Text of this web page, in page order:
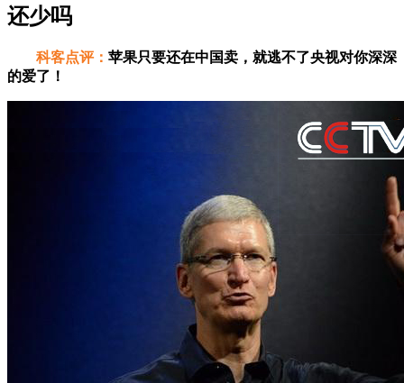
还少吗
科客点评： 苹果只要还在中国卖，就逃不了央视对你深深
的爱了！